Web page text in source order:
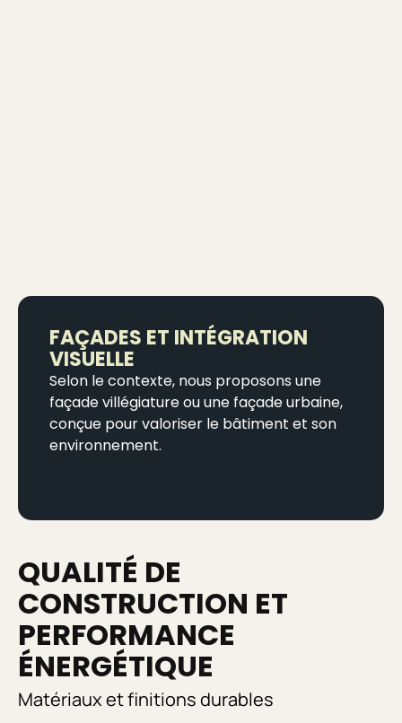
FAÇADES ET INTÉGRATION
VISUELLE
Selon le contexte, nous proposons une
façade villégiature ou une façade urbaine,
conçue pour valoriser le bâtiment et son
environnement.
QUALITÉ DE
CONSTRUCTION ET
PERFORMANCE
ÉNERGÉTIQUE
Matériaux et finitions durables